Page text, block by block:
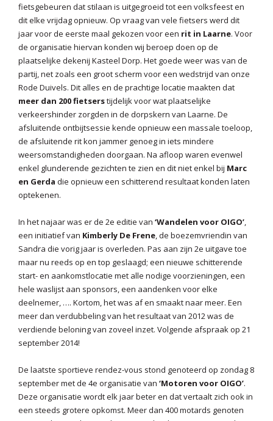
fietsgebeuren dat stilaan is uitgegroeid tot een volksfeest en
dit elke vrijdag opnieuw. Op vraag van vele fietsers werd dit
jaar voor de eerste maal gekozen voor een rit in Laarne. Voor
de organisatie hiervan konden wij beroep doen op de
plaatselijke dekenij Kasteel Dorp. Het goede weer was van de
partij, net zoals een groot scherm voor een wedstrijd van onze
Rode Duivels. Dit alles en de prachtige locatie maakten dat
meer dan 200 fietserstijdelijk voor wat plaatselijke
verkeershinder zorgden in de dorpskern van Laarne. De
afsluitende ontbijtsessie kende opnieuw een massale toeloop,
de afsluitende rit kon jammer genoeg in iets mindere
weersomstandigheden doorgaan. Na afloop waren evenwel
enkel glunderende gezichten te zien en dit niet enkel bij Marc
en Gerda die opnieuw een schitterend resultaat konden laten
optekenen.
In het najaar was er de 2e editie van‘Wandelen voor OIGO’,
een initiatief van Kimberly De Frene, de boezemvriendin van
Sandra die vorig jaar is overleden. Pas aan zijn 2e uitgave toe
maar nu reeds op en top geslaagd; een nieuwe schitterende
start- en aankomstlocatie met alle nodige voorzieningen, een
hele waslijst aan sponsors, een aandenken voor elke
deelnemer, …. Kortom, het was af en smaakt naar meer. Een
meer dan verdubbeling van het resultaat van 2012 was de
verdiende beloning van zoveel inzet. Volgende afspraak op 21
september 2014!
De laatste sportieve rendez-vous stond genoteerd op zondag 8
september met de 4e organisatie van‘Motoren voor OIGO’.
Deze organisatie wordt elk jaar beter en dat vertaalt zich ook in
een steeds grotere opkomst. Meer dan 400 motards genoten